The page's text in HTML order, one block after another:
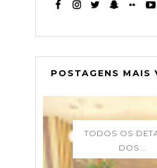
POSTAGENS MAIS
TODOS OS
DOS...